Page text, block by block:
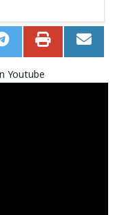
Youtube